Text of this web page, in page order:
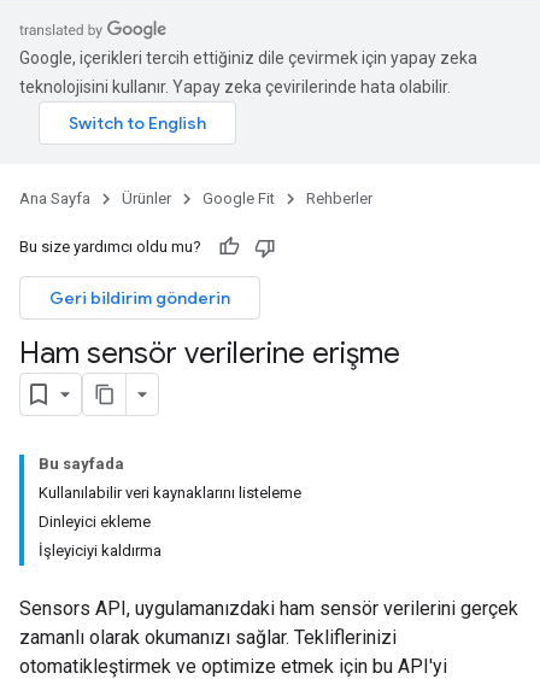
Google, içerikleri tercih ettiğiniz dile çevirmek için yapay zeka
teknolojisini kullanır. Yapay zeka çevirilerinde hata olabilir.
Ana Sayfa Ürünler Google Fit Rehberler
Bu size yardımcı oldu mu?
Geri bildirim gönderin
Ham sensör verilerine erişme
Bu sayfada
Kullanılabilir veri kaynaklarını listeleme
Dinleyici ekleme
İşleyiciyi kaldırma
Sensors API, uygulamanızdaki ham sensör verilerini gerçek
zamanlı olarak okumanızı sağlar. Tekliflerinizi
otomatikleştirmek ve optimize etmek için bu API'yi